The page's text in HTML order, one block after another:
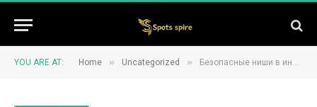
YOU ARE AT: Home » Uncategorized » Безопасные ниши в индустрии для новичков